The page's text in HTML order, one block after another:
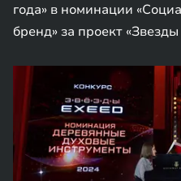
года» в номинации
бренд» за проект «Звезды